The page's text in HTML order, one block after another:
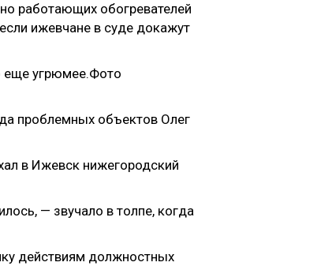
работающих обогревателей
ижевчане в суде докажут
проблемных объектов Олег
в Ижевск нижегородский
— звучало в толпе, когда
действиям должностных